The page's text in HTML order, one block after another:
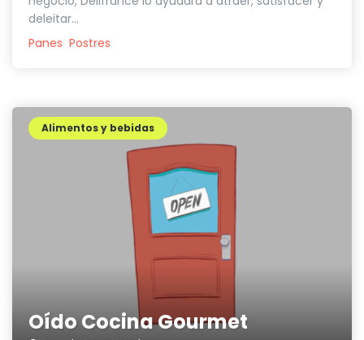
deleitar...
Panes Postres
Oído Cocina Gourmet
Alimentos y bebidas